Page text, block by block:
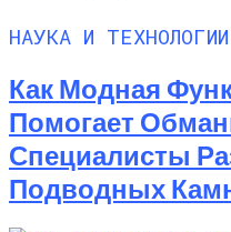
НАУКА И ТЕХНОЛОГИИ
Как Модная
Помогает
Специалисты
Подводных